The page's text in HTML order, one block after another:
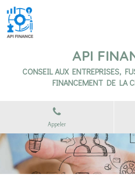
API
CONSEIL AUX ENTREPRISES,
FINANCEMENT DE LA
Appeler